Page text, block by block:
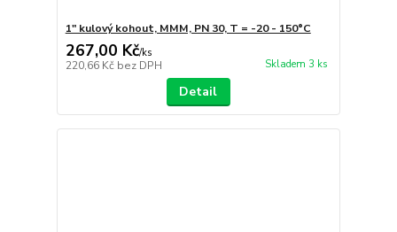
1" kulový kohout, MMM, PN 30, T = -20 - 150°C
267,00 Kč/ks
220,66 Kč bez DPH Skladem 3 ks
Detail